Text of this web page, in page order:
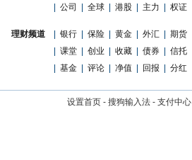
公司 全球 港股 主力 权证
理财频道 银行 保险 黄金 外汇
期货
课堂 创业 收藏 债券
信托
基金 评论 净值 回报 分红
设置首页 - 搜狗输入法 - 支付中心